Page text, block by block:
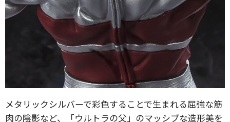
メタリックシルバーで彩色することで生まれる屈強な筋
肉の陰影など、「ウルトラの父」のマッシブな造形美を